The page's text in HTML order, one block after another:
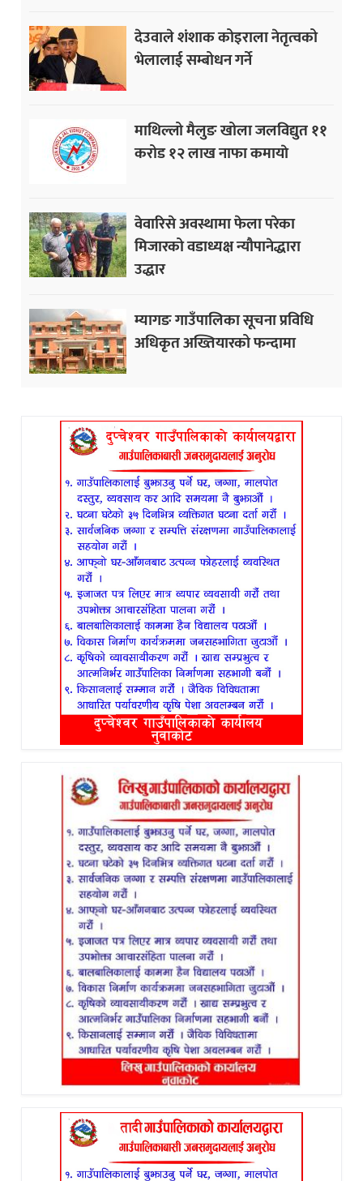
देउवाले शंशाक कोइराला नेतृत्वको
भेलालाई सम्बोधन गर्ने
माथिल्लो मैलुङ खोला जलविद्युत ११
करोड १२ लाख नाफा कमायाे
वेवारिसे अवस्थामा फेला परेका
मिजारको वडाध्यक्ष न्यौपानेद्धारा
उद्धार
म्यागङ गाउँपालिका सूचना प्रविधि
अधिकृत अख्तियारको फन्दामा